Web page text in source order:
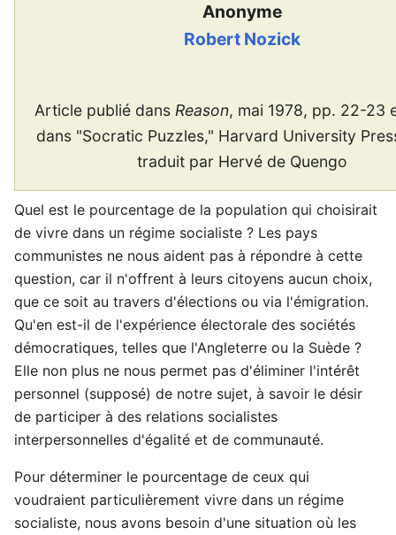
Anonyme
Robert Nozick
Article publié dans Reason, mai 1978, pp. 22-23
dans "Socratic Puzzles," Harvard University
traduit par Hervé de Quengo
Quel est le pourcentage de la population qui choisirait
de vivre dans un régime socialiste ? Les pays
communistes ne nous aident pas à répondre à cette
question, car il n'offrent à leurs citoyens aucun choix,
que ce soit au travers d'élections ou via l'émigration.
Qu'en est-il de l'expérience électorale des sociétés
démocratiques, telles que l'Angleterre ou la Suède ?
Elle non plus ne nous permet pas d'éliminer l'intérêt
personnel (supposé) de notre sujet, à savoir le désir
de participer à des relations socialistes
interpersonnelles d'égalité et de communauté.
Pour déterminer le pourcentage de ceux qui
voudraient particulièrement vivre dans un régime
socialiste, nous avons besoin d'une situation où les